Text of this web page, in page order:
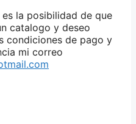
es la posibilidad de que
catalogo y deseo
condiciones de pago y
mi correo